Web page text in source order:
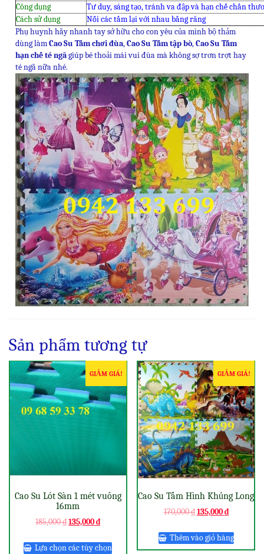
Công dụng
Tư duy, sáng tạo, tránh va đập và hạn chế chấn
Cách sử dụng
Nối các tấm lại với nhau bằng răng
Phụ huynh hãy nhanh tay sở hữu cho con yêu của mình bộ thảm
dùng làmCao Su Tấm chơi đùa,Cao Su Tấm tập bò,Cao Su Tấm
hạn chế té ngãgiúp bé thoải mái vui đùa mà không sợ trơn trợt hay
té ngã nữa nhé.
Sản phẩm tương tự
GIẢM GIÁ!
Cao Su Lót Sàn 1 mét vuông
16mm
185,000₫135,000₫
Lựa chọn các tùy chọn
GIẢM GIÁ!
Cao Su Tấm Hình Khủng Long
170,000₫135,000₫
Thêm vào giỏ hàng